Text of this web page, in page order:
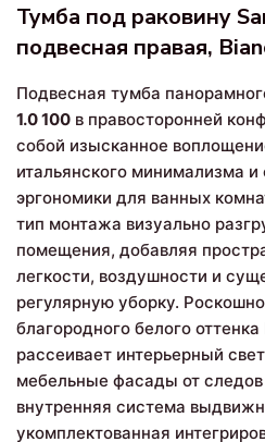
Тумба под раковину
подвесная правая,
Подвесная тумба
1.0 100 в правосторонней
собой изысканное
итальянского минимализма
эргономики для ванных
тип монтажа визуально
помещения, добавляя
легкости, воздушности и
регулярную уборку.
благородного белого
рассеивает интерьерный
мебельные фасады от
внутренняя система
укомплектованная